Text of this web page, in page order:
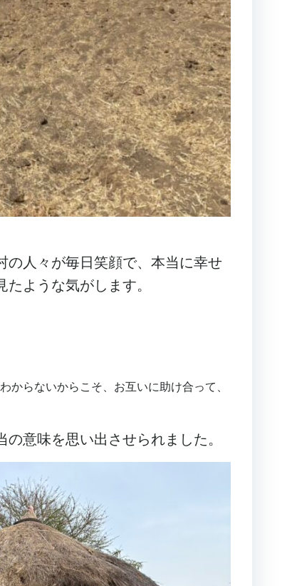
人々が毎日笑顔で、本当に幸せ
ような気がします。
らないからこそ、お互いに助け合って、
意味を思い出させられました。